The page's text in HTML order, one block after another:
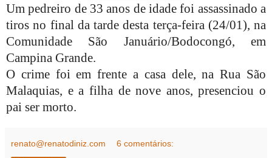
Um pedreiro de 33 anos de idade foi assassinado a
tiros no final da tarde desta terça-feira (24/01), na
Comunidade São Januário/Bodocongó, em
Campina Grande.
O crime foi em frente a casa dele, na Rua São
Malaquias, e a filha de nove anos, presenciou o
pai ser morto.
renato@renatodiniz.com 6 comentários: